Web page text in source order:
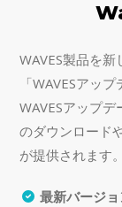
WAVES製品を
「WAVESアッ
WAVESアップ
のダウンロード
が提供されます。
最新バージョ